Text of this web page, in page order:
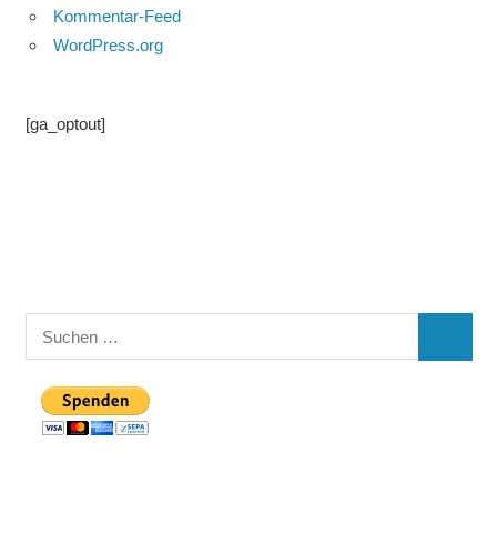
Kommentar-Feed
WordPress.org
[ga_optout]
nach: